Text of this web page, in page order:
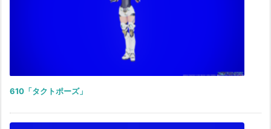
610「タクトポーズ」